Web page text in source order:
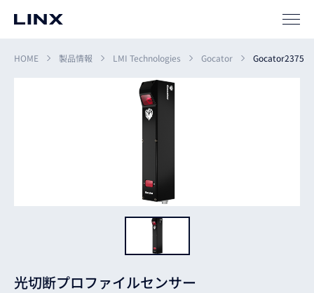
サポート
HOME 製品情報 LMI Technologies Gocator Gocator2375
光切断プロファイルセンサー